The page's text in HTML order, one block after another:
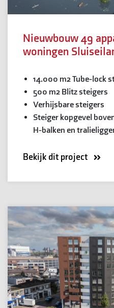
Nieuwbouw 49
woningen
14.000 m2 Tube-lock
500 m2 Blitz steigers
Verhijsbare steigers
Steiger kopgevel
H-balken en
Bekijk dit project